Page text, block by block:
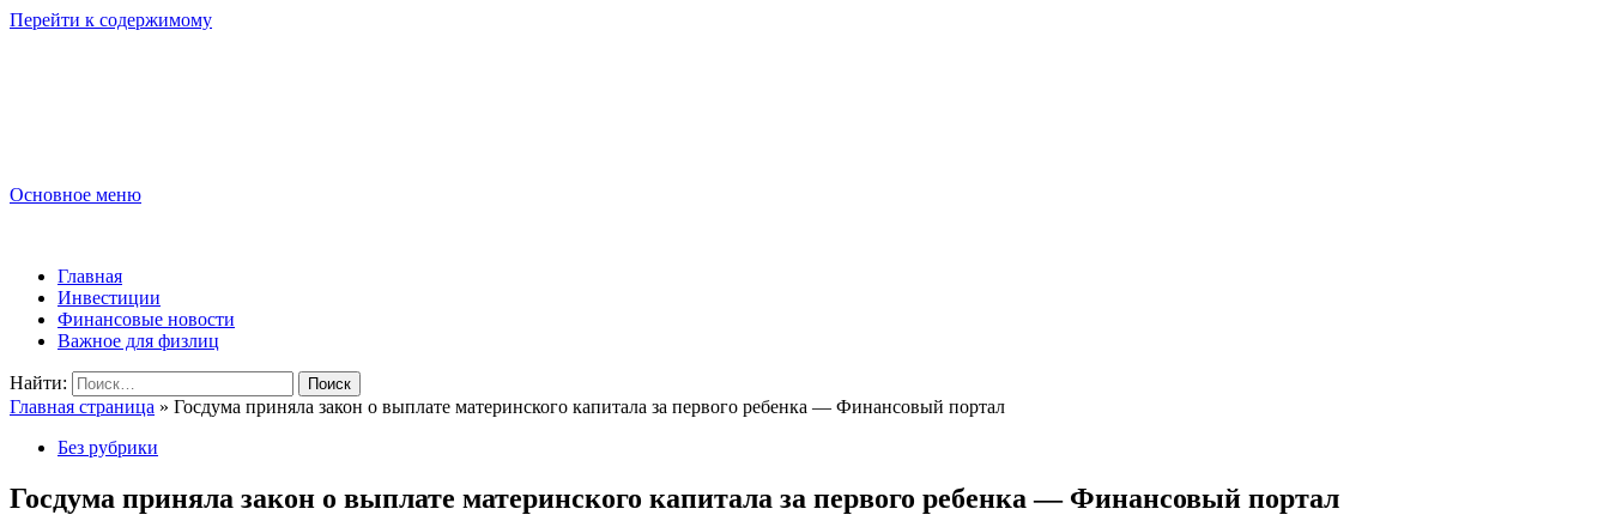
Перейти к содержимому
Основное меню
Главная
Инвестиции
Финансовые новости
Важное для физлиц
Найти:
Главная страница » Госдума приняла закон о выплате материнского капитала за первого ребенка — Финансовый портал
Без рубрики
Госдума приняла закон о выплате материнского капитала за первого ребенка — Финансовый портал